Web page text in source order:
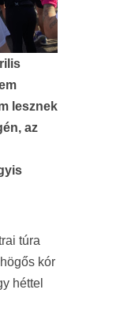
lesznek
az
túra
kór
héttel